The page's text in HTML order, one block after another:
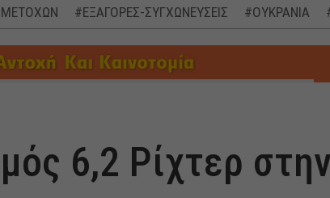
ΜΕΤΟΧΩΝ #ΕΞΑΓΟΡΕΣ-ΣΥΓΧΩΝΕΥΣΕΙΣ #ΟΥΚΡΑΝΙΑ
6,2 Ρίχτερ